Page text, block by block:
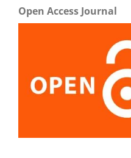
Open Access Journal